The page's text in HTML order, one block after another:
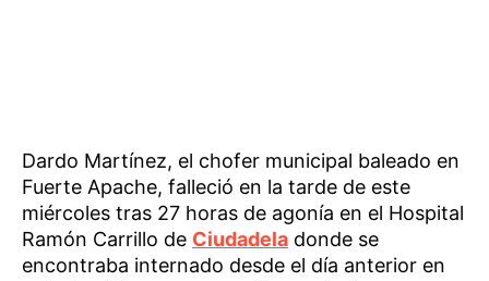
Dardo Martínez, el chofer municipal baleado en
Fuerte Apache, falleció en la tarde de este
miércoles tras 27 horas de agonía en el Hospital
Ramón Carrillo de Ciudadela donde se
encontraba internado desde el día anterior en